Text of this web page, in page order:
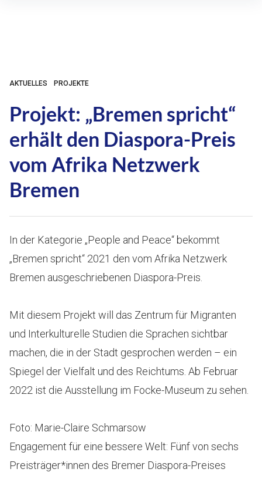
AKTUELLES PROJEKTE
Projekt: „Bremen spricht“
erhält den Diaspora-Preis
vom Afrika Netzwerk
Bremen
In der Kategorie „People and Peace“ bekommt
„Bremen spricht“ 2021 den vom Afrika Netzwerk
Bremen ausgeschriebenen Diaspora-Preis.
Mit diesem Projekt will das Zentrum für Migranten
und Interkulturelle Studien die Sprachen sichtbar
machen, die in der Stadt gesprochen werden – ein
Spiegel der Vielfalt und des Reichtums. Ab Februar
2022 ist die Ausstellung im Focke-­Museum zu sehen.
Foto: Marie-Claire Schmarsow
Engagement für eine bessere Welt: Fünf von sechs
Preis­trä­ge­r*in­nen des Bremer Diaspora-Preises